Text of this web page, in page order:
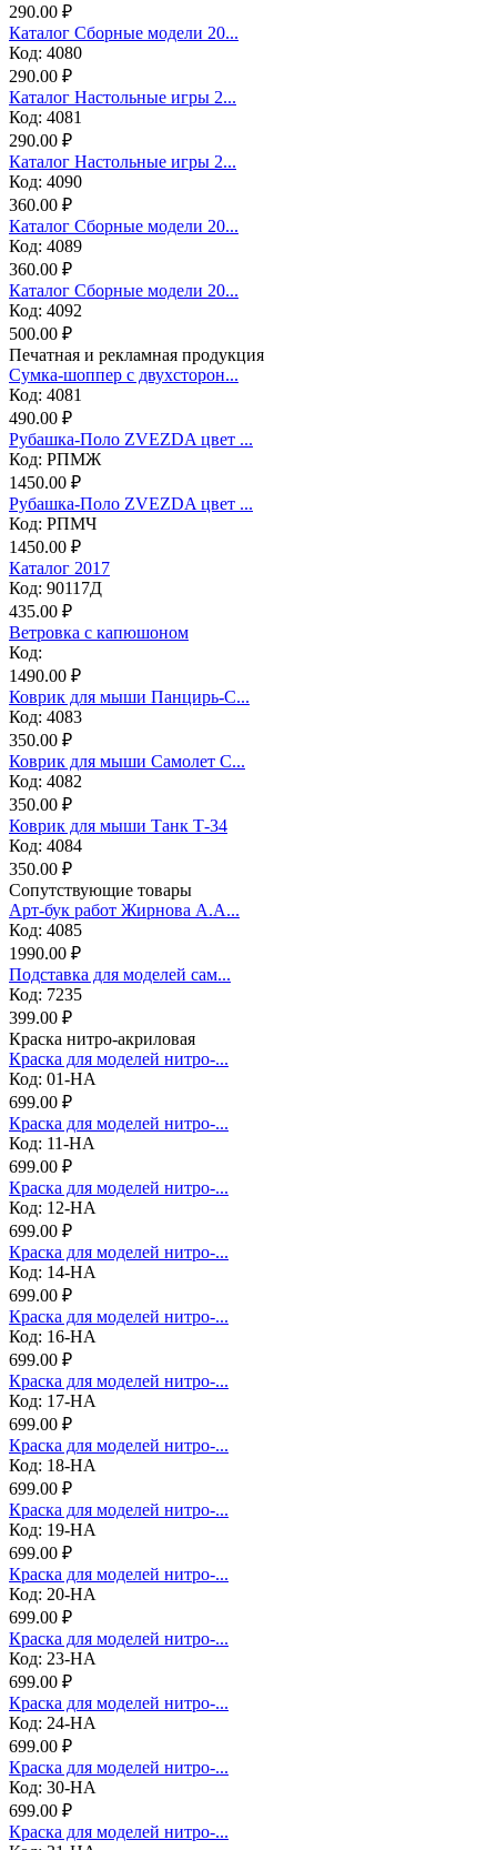
290.00 ₽
Каталог Сборные модели 20...
Код: 4080
290.00 ₽
Каталог Настольные игры 2...
Код: 4081
290.00 ₽
Каталог Настольные игры 2...
Код: 4090
360.00 ₽
Каталог Сборные модели 20...
Код: 4089
360.00 ₽
Каталог Сборные модели 20...
Код: 4092
500.00 ₽
Печатная и рекламная продукция
Сумка-шоппер с двухсторон...
Код: 4081
490.00 ₽
Рубашка-Поло ZVEZDA цвет ...
Код: РПМЖ
1450.00 ₽
Рубашка-Поло ZVEZDA цвет ...
Код: РПМЧ
1450.00 ₽
Каталог 2017
Код: 90117Д
435.00 ₽
Ветровка с капюшоном
Код:
1490.00 ₽
Коврик для мыши Панцирь-С...
Код: 4083
350.00 ₽
Коврик для мыши Самолет С...
Код: 4082
350.00 ₽
Коврик для мыши Танк Т-34
Код: 4084
350.00 ₽
Сопутствующие товары
Арт-бук работ Жирнова А.А...
Код: 4085
1990.00 ₽
Подставка для моделей сам...
Код: 7235
399.00 ₽
Краска нитро-акриловая
Краска для моделей нитро-...
Код: 01-НА
699.00 ₽
Краска для моделей нитро-...
Код: 11-НА
699.00 ₽
Краска для моделей нитро-...
Код: 12-НА
699.00 ₽
Краска для моделей нитро-...
Код: 14-НА
699.00 ₽
Краска для моделей нитро-...
Код: 16-НА
699.00 ₽
Краска для моделей нитро-...
Код: 17-НА
699.00 ₽
Краска для моделей нитро-...
Код: 18-НА
699.00 ₽
Краска для моделей нитро-...
Код: 19-НА
699.00 ₽
Краска для моделей нитро-...
Код: 20-НА
699.00 ₽
Краска для моделей нитро-...
Код: 23-НА
699.00 ₽
Краска для моделей нитро-...
Код: 24-НА
699.00 ₽
Краска для моделей нитро-...
Код: 30-НА
699.00 ₽
Краска для моделей нитро-...